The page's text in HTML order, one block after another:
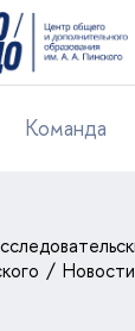
Команда
Новости